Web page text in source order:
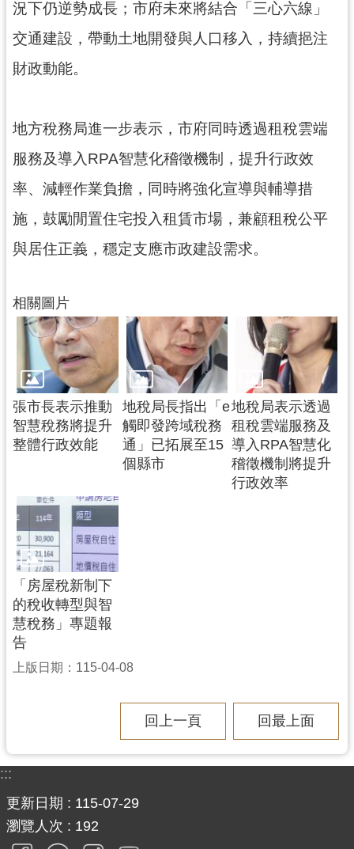
網
隱
私
權
策
網
站
安
全
政
策
府
網
站
料
開
放
宣
告
況下仍逆勢成長；市府未來將結合「三心六線」
交通建設，帶動土地開發與人口移入，持續挹注
財政動能。
地方稅務局進一步表示，市府同時透過租稅雲端
服務及導入RPA智慧化稽徵機制，提升行政效
率、減輕作業負擔，同時將強化宣導與輔導措
施，鼓勵閒置住宅投入租賃市場，兼顧租稅公平
與居住正義，穩定支應市政建設需求。
相關圖片
張市長表示推動
智慧稅務將提升
整體行政效能
地稅局長指出「e
觸即發跨域稅務
通」已拓展至15
個縣市
地稅局表示透過
租稅雲端服務及
導入RPA智慧化
稽徵機制將提升
行政效率
「房屋稅新制下
的稅收轉型與智
慧稅務」專題報
告
上版日期：115-04-08
回上一頁 回最上面
:::
更新日期
115-07-29
瀏覽人次
192